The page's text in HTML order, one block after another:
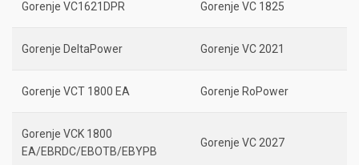
Gorenje VC1621DPR Gorenje VC 1825
Gorenje DeltaPower Gorenje VC 2021
Gorenje VCT 1800 EA Gorenje RoPower
Gorenje VCK 1800
EA/EBRDC/EBOTB/EBYPB
Gorenje VC 2027